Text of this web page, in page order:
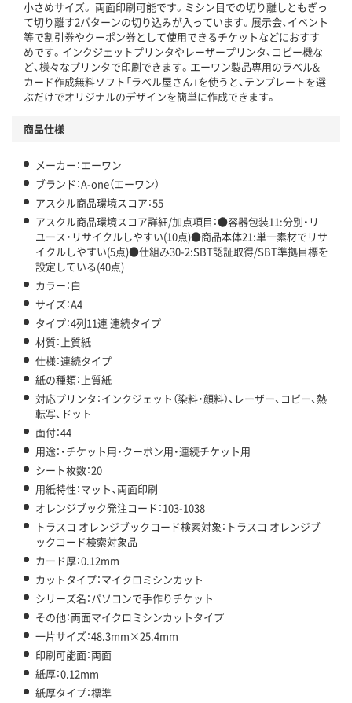
小さめサイズ。 両面印刷可能です。ミシン目での切り離しともぎっ
て切り離す2パターンの切り込みが入っています。展示会、イベント
等で割引券やクーポン券として使用できるチケットなどにおすす
めです。インクジェットプリンタやレーザープリンタ、コピー機な
ど、様々なプリンタで印刷できます。エーワン製品専用のラベル&
カード作成無料ソフト「ラベル屋さん」を使うと、テンプレートを選
ぶだけでオリジナルのデザインを簡単に作成できます。
商品仕様
メーカー：エーワン
ブランド：A-one（エーワン）
アスクル商品環境スコア：55
アスクル商品環境スコア詳細/加点項目：●容器包装11:分別・リ
ユース・リサイクルしやすい(10点)●商品本体21:単一素材でリサ
イクルしやすい(5点)●仕組み30-2:SBT認証取得/SBT準拠目標を
設定している(40点)
カラー：白
サイズ：A4
タイプ：4列11連 連続タイプ
材質：上質紙
仕様：連続タイプ
紙の種類：上質紙
対応プリンタ：インクジェット（染料・顔料）、レーザー、コピー、熱
転写、ドット
面付：44
用途：・チケット用・クーポン用・連続チケット用
シート枚数：20
用紙特性：マット、両面印刷
オレンジブック発注コード：103-1038
トラスコ オレンジブックコード検索対象：トラスコ オレンジブ
ックコード検索対象品
カード厚：0.12mm
カットタイプ：マイクロミシンカット
シリーズ名：パソコンで手作りチケット
その他：両面マイクロミシンカットタイプ
一片サイズ：48.3mm×25.4mm
印刷可能面：両面
紙厚：0.12mm
紙厚タイプ：標準